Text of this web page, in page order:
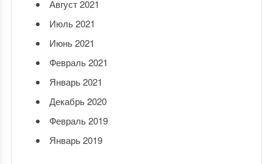
Август 2021
Июль 2021
Июнь 2021
Февраль 2021
Январь 2021
Декабрь 2020
Февраль 2019
Январь 2019